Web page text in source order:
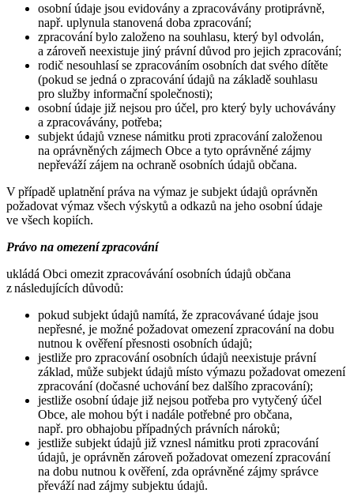
osobní údaje jsou evidovány a zpracovávány protiprávně,
např. uplynula stanovená doba zpracování;
zpracování bylo založeno na souhlasu, který byl odvolán,
a zároveň neexistuje jiný právní důvod pro jejich zpracování;
rodič nesouhlasí se zpracováním osobních dat svého dítěte
(pokud se jedná o zpracování údajů na základě souhlasu
pro služby informační společnosti);
osobní údaje již nejsou pro účel, pro který byly uchovávány
a zpracovávány, potřeba;
subjekt údajů vznese námitku proti zpracování založenou
na oprávněných zájmech Obce a tyto oprávněné zájmy
nepřeváží zájem na ochraně osobních údajů občana.
V případě uplatnění práva na výmaz je subjekt údajů oprávněn
požadovat výmaz všech výskytů a odkazů na jeho osobní údaje
ve všech kopiích.
Právo na omezení zpracování
ukládá Obci omezit zpracovávání osobních údajů občana
z následujících důvodů:
pokud subjekt údajů namítá, že zpracovávané údaje jsou
nepřesné, je možné požadovat omezení zpracování na dobu
nutnou k ověření přesnosti osobních údajů;
jestliže pro zpracování osobních údajů neexistuje právní
základ, může subjekt údajů místo výmazu požadovat omezení
zpracování (dočasné uchování bez dalšího zpracování);
jestliže osobní údaje již nejsou potřeba pro vytyčený účel
Obce, ale mohou být i nadále potřebné pro občana,
např. pro obhajobu případných právních nároků;
jestliže subjekt údajů již vznesl námitku proti zpracování
údajů, je oprávněn zároveň požadovat omezení zpracování
na dobu nutnou k ověření, zda oprávněné zájmy správce
převáží nad zájmy subjektu údajů.